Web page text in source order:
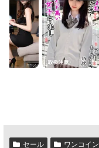
セール ワンコイン